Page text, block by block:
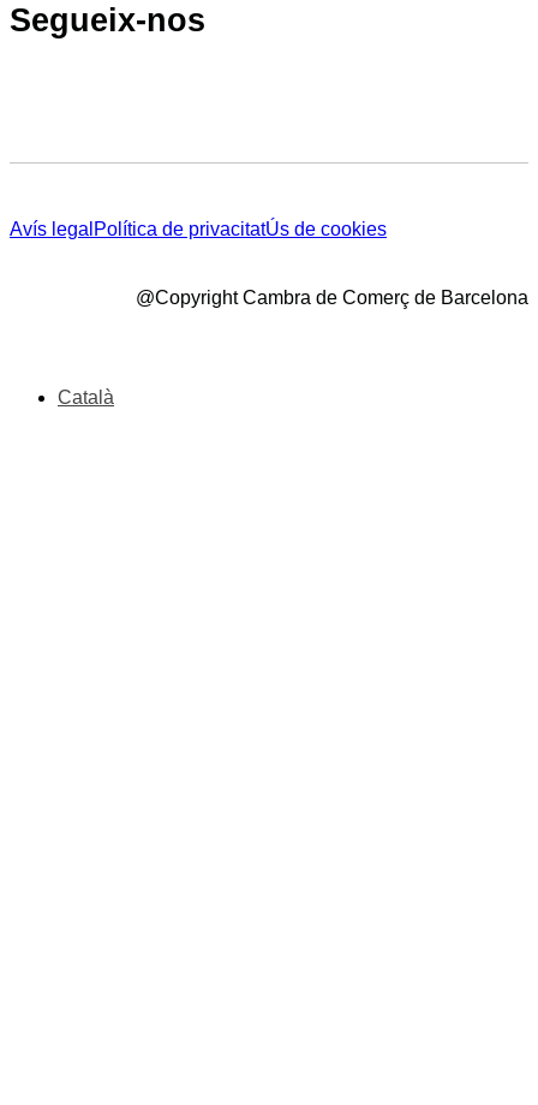
Segueix-nos
Avís legal Política de privacitatÚs de cookies
@Copyright Cambra de Comerç de Barcelona
Català